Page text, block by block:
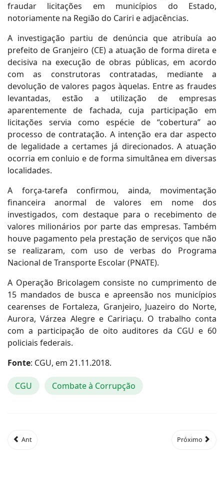
fraudar licitações em municípios do Estado,
notoriamente na Região do Cariri e adjacências.
A investigação partiu de denúncia que atribuía ao
prefeito de Granjeiro (CE) a atuação de forma direta e
decisiva na execução de obras públicas, em acordo
com as construtoras contratadas, mediante a
devolução de valores pagos àquelas. Entre as fraudes
levantadas, estão a utilização de empresas
aparentemente de fachada, cuja participação em
licitações servia como espécie de “cobertura” ao
processo de contratação. A intenção era dar aspecto
de legalidade a certames já direcionados. A atuação
ocorria em conluio e de forma simultânea em diversas
localidades.
A força-tarefa confirmou, ainda, movimentação
financeira anormal de valores em nome dos
investigados, com destaque para o recebimento de
valores milionários por parte das empresas. Também
houve pagamento pela prestação de serviços que não
se realizaram, com uso de verbas do Programa
Nacional de Transporte Escolar (PNATE).
A Operação Bricolagem consiste no cumprimento de
15 mandados de busca e apreensão nos municípios
cearenses de Fortaleza, Granjeiro, Juazeiro do Norte,
Aurora, Várzea Alegre e Caririaçu. O trabalho conta
com a participação de oito auditores da CGU e 60
policiais federais.
Fonte: CGU, em 21.11.2018.
CGU Combate à Corrupção
Ant Próximo